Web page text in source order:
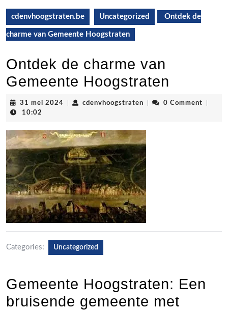
cdenvhoogstraten.be Uncategorized Ontdek de
charme van Gemeente Hoogstraten
Ontdek de charme van
Gemeente Hoogstraten
31 mei 2024 31
cdenvhoogstraten cdenvhoogstraten
0 Comment
10:02
Categories: Uncategorized
Gemeente Hoogstraten: Een
bruisende gemeente met